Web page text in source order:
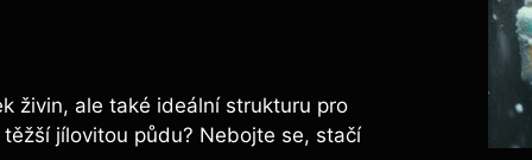
živin, ale také ideální strukturu pro
jílovitou půdu? Nebojte se, stačí